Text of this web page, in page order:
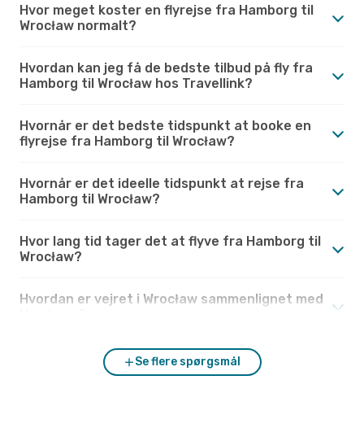
Hvor meget koster en flyrejse fra Hamborg til
Wrocław normalt?
Hvordan kan jeg få de bedste tilbud på fly fra
Hamborg til Wrocław hos Travellink?
Hvornår er det bedste tidspunkt at booke en
flyrejse fra Hamborg til Wrocław?
Hvornår er det ideelle tidspunkt at rejse fra
Hamborg til Wrocław?
Hvor lang tid tager det at flyve fra Hamborg til
Wrocław?
Hvordan er vejret i Wrocław sammenlignet med
Se flere spørgsmål